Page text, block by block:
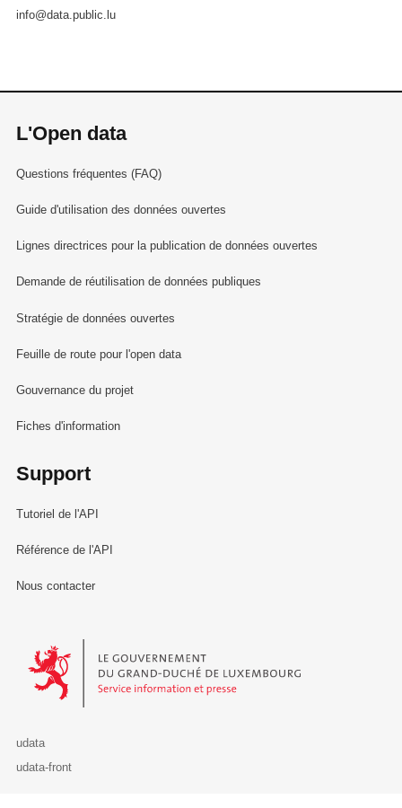
info@data.public.lu
L'Open data
Questions fréquentes (FAQ)
Guide d'utilisation des données ouvertes
Lignes directrices pour la publication de données ouvertes
Demande de réutilisation de données publiques
Stratégie de données ouvertes
Feuille de route pour l'open data
Gouvernance du projet
Fiches d'information
Support
Tutoriel de l'API
Référence de l'API
Nous contacter
Le Gouvernement du Grand-Duché de Luxembourg - Service
udata
udata-front